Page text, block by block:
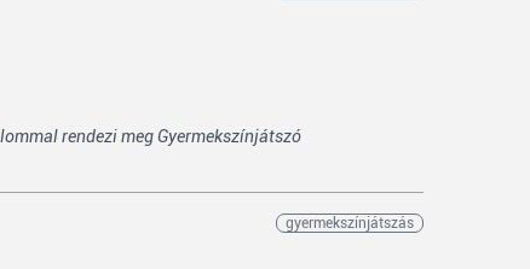
rendezi meg Gyermekszínjátszó
gyermekszínjátszás